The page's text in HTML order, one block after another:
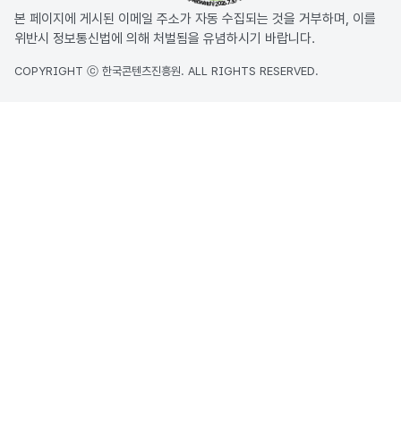
본 페이지에 게시된 이메일 주소가 자동 수집되는 것을 거부하며, 이를
위반시 정보통신법에 의해 처벌됨을 유념하시기 바랍니다.
COPYRIGHT ⓒ 한국콘텐츠진흥원. ALL RIGHTS RESERVED.